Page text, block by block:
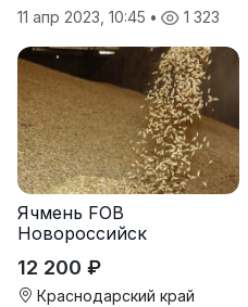
11 апр 2023, 10:45 • 1 323
Ячмень FOB
Новороссийск
12 200 ₽
Краснодарский край